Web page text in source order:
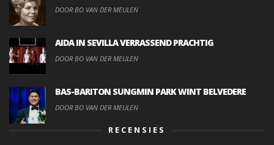
DOOR BO VAN DER MEULEN
AIDA IN SEVILLA VERRASSEND PRACHTIG
DOOR BO VAN DER MEULEN
BAS-BARITON SUNGMIN PARK WINT BELVEDERE
DOOR BO VAN DER MEULEN
RECENSIES